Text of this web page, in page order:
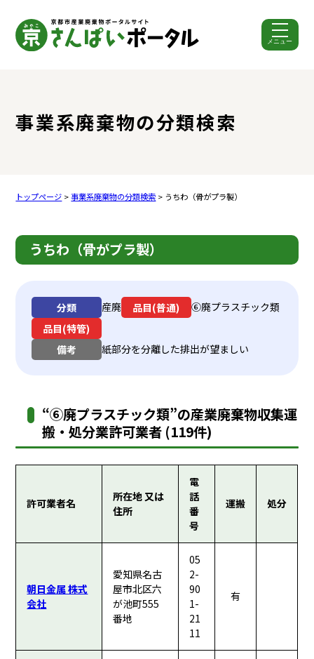
メニュー
事業系廃棄物の分類検索
トップページ >事業系廃棄物の分類検索 > うちわ（骨がプラ製）
うちわ（骨がプラ製）
分類 産廃 品目(普通)
⑥廃プラスチック類
品目(特管)
備考
紙部分を分離した排出が望ましい
“⑥廃プラスチック類”の産業廃棄物収集運
搬・処分業許可業者 (119件)
許可業者名
所在地 又は
住所
電
話
番
号
運搬 処分
朝日金属 株式
会社
愛知県名古
屋市北区六
が池町555
番地
05
2-
90
1-
21
11
有